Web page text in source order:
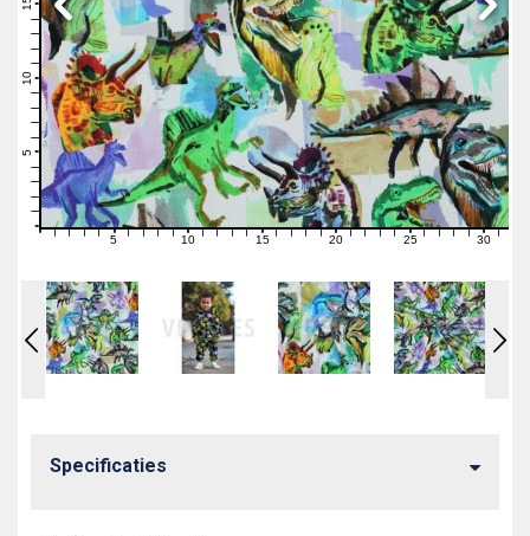
1
2
5
6
9
10
11
15
1 2 3 4 5 6 7 89 1011121314 15 161718192021222324252627282930 31
Specificaties